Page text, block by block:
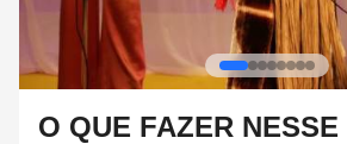
FESTA ALPHA BY